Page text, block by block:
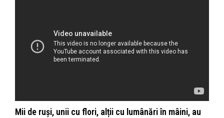
Mii de ruși, unii cu flori, alții cu lumânări în mâini, au